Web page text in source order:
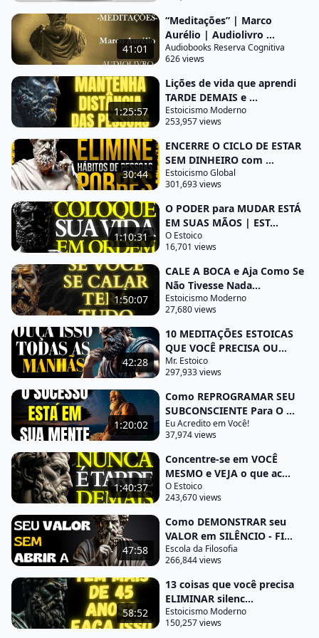
longo dos anos foi como retirar um manto pesado
que me impedia de avançar com leveza não me vejo
mais sobrecarregado pelo peso esmagador de
Posses materiais ou compromissos supérfluos em
vez disso foquei no essencial naquelas coisas que
realmente agregam valor à minha vida descobrir
minhas prioridades foi uma revelação antes eu me
encontrava disperso em mil direções diferentes
tentando cumprir com as expectativas dos Outros e
perseguindo sonhos que não eram meus mas ao
fazer uma pausa e refletir sobre o que realmente
importa
para mim encontrei um novo foco agora minhas
mais profundos o que me concedeu uma sensação
de propósito e direção eliminar o supérflu foi como
liberar espaço na minha mente e coração para o
que é verdadeiramente significativo livre-me de
relacionamentos tóxicos de atividades Que apenas
consumiam meu tempo sem trazer felicidade
genuína e de preocupações futuras que só existi na
minha imaginação em vez disso cultivei
relacionamentos autênticos investi meu tempo em
paixões que nutrem minha alma e aprendi a viver
no momento presente sem a carga do passado ou
a
ansiedade pelo futuro aceitar a impermanência foi
um exercício de humildade e sabedoria compreendi
que nada nesta vida é permanente nem as maiores
alegrias nem As dores mais profundas ao abraçar
esta verdade Universal aprendi a soltar o apego às
coisas e às pessoas e encontrar a beleza no
constante fluxo da vida Como disse Marco Aurélio
41:01
“Meditações” | Marco
Aurélio | Audiolivro ...
Audiobooks Reserva Cognitiva
626 views
1:25:57
Lições de vida que aprendi
TARDE DEMAIS e ...
Estoicismo Moderno
253,957 views
30:44
ENCERRE O CICLO DE ESTAR
SEM DINHEIRO com ...
Estoicismo Global
301,693 views
1:10:31
O PODER para MUDAR ESTÁ
EM SUAS MÃOS | EST...
O Estoico
16,701 views
1:50:07
CALE A BOCA e Aja Como Se
Não Tivesse Nada...
Estoicismo Moderno
27,680 views
42:28
10 MEDITAÇÕES ESTOICAS
QUE VOCÊ PRECISA OU...
Mr. Estoico
297,933 views
1:20:02
Como REPROGRAMAR SEU
SUBCONSCIENTE Para O ...
Eu Acredito em Você!
37,974 views
1:40:37
Concentre-se em VOCÊ
MESMO e VEJA o que ac...
O Estoico
243,670 views
47:58
Como DEMONSTRAR seu
VALOR em SILÊNCIO - FI...
Escola da Filosofia
266,844 views
58:52
13 coisas que você precisa
ELIMINAR silenc...
Estoicismo Moderno
150,257 views